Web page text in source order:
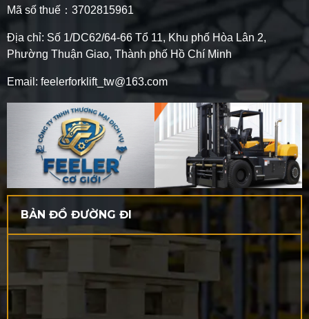
Mã số thuế：3702815961
Địa chỉ: Số 1/DC62/64-66 Tổ 11, Khu phố Hòa Lân 2,
Phường Thuận Giao, Thành phố Hồ Chí Minh
Email: feelerforklift_tw@163.com
BẢN ĐỒ ĐƯỜNG ĐI